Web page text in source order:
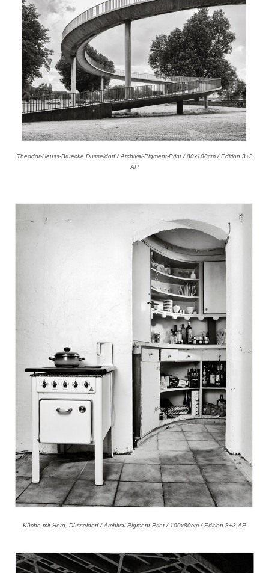
Theodor-Heuss-Bruecke Dusseldorf / Archival-Pigment-Print / 80x100cm / Edition 3+3
AP
Küche mit Herd, Düsseldorf / Archival-Pigment-Print / 100x80cm / Edition 3+3 AP